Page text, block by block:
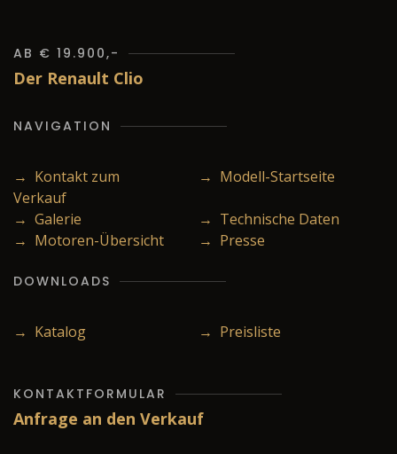
AB € 19.900,-
Der Renault Clio
NAVIGATION
→ Kontakt zum
Verkauf
→ Modell-Startseite
→ Galerie
→ Technische Daten
→ Motoren-Übersicht
→ Presse
DOWNLOADS
→ Katalog → Preisliste
KONTAKTFORMULAR
Anfrage an den Verkauf